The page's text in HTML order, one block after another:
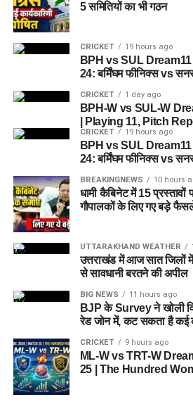
5 समितियों का भी गठन
CRICKET 19 hours ago
BPH vs SUL
24: बर्मिंघम फीनिक्स vs
CRICKET 1 day ago
BPH-W vs SUL-W
| Playing 11, Pitch
CRICKET 19 hours ago
BPH vs SUL
24: बर्मिंघम फीनिक्स vs
BREAKINGNEWS 10 hours
धामी कैबिनेट में 15
गौपालकों के लिए गए बड़े
UTTARAKHAND WEATHER
उत्तराखंड में आज सात जिलों में
से सावधानी बरतने की अपील
BIG NEWS 11 hours ago
BJP के Survey ने खोली
रेड जोन में, कट सकता है कई
CRICKET 9 hours ago
ML-W vs TRT-W
25 | The Hundred